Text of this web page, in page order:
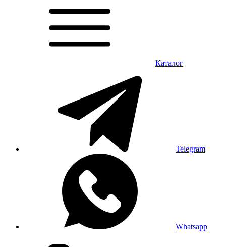
Каталог
Telegram
Whatsapp